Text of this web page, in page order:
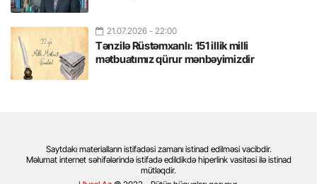
21.07.2026 - 22:00
Tənzilə Rüstəmxanlı: 151 illik milli
mətbuatımız qürur mənbəyimizdir
Saytdakı materialların istifadəsi zamanı istinad edilməsi vacibdir.
Məlumat internet səhifələrində istifadə edildikdə hiperlink vasitəsi ilə istinad
mütləqdir.